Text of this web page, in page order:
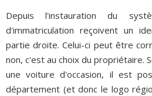
Depuis l'instauration du
d'immatriculation reçoivent un
partie droite. Celui-ci peut être
non, c'est au choix du propriétaire.
une voiture d'occasion, il est
département (et donc le logo